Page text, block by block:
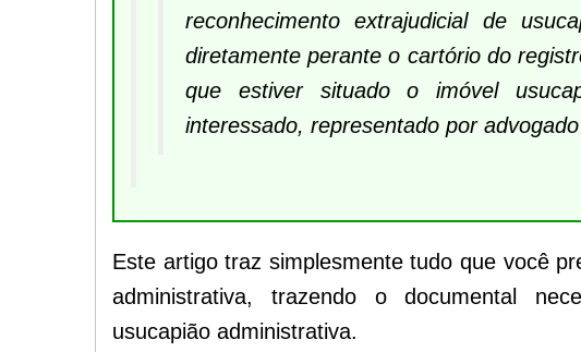
reconhecimento extrajudicial de
diretamente perante o cartório do
que estiver situado o imóvel
interessado, representado por
Este artigo traz simplesmente tudo que você
administrativa, trazendo o documental
usucapião administrativa.